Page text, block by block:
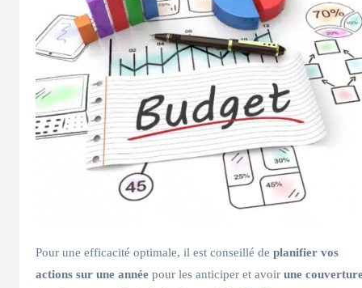
Pour une efficacité optimale, il est conseillé de planifier vos
actions sur une année pour les anticiper et avoir une